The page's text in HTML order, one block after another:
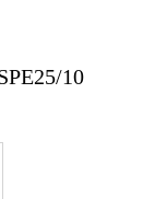
10